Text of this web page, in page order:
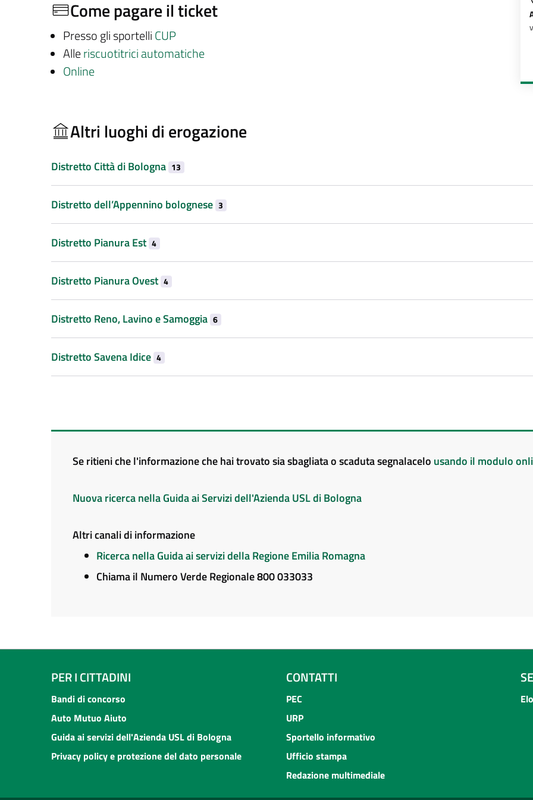
Come pagare il ticket
Presso gli sportelli CUP
Alleriscuotitrici automatiche
Online
Altri luoghi di erogazione
Distretto Città di Bologna 13
Distretto dell’Appennino bolognese 3
Distretto Pianura Est 4
Distretto Pianura Ovest 4
Distretto Reno, Lavino e Samoggia 6
Distretto Savena Idice 4
Se ritieni che l'informazione che hai trovato sia sbagliata o scaduta segnalacelo usando il modulo
Nuova ricerca nella Guida ai Servizi dell'Azienda USL di Bologna
Altri canali di informazione
Ricerca nella Guida ai servizi della Regione Emilia Romagna
Chiama il Numero Verde Regionale 800 033033
PER I CITTADINI
Bandi di concorso
Auto Mutuo Aiuto
Guida ai servizi dell'Azienda USL di Bologna
Privacy policy e protezione del dato personale
CONTATTI
PEC
URP
Sportello informativo
Ufficio stampa
Redazione multimediale